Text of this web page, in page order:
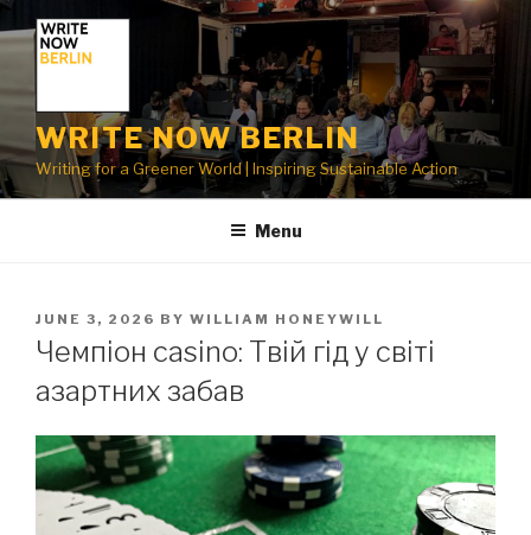
to
content
WRITE NOW BERLIN
Writing for a Greener World | Inspiring Sustainable Action
Menu
POSTED
ON
JUNE 3, 2026 BY WILLIAM HONEYWILL
Чемпіон casino: Твій гід у світі
азартних забав